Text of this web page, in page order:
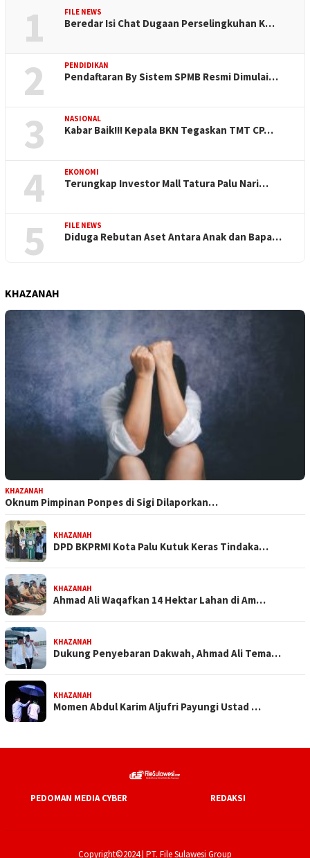
1 FILE NEWS
Beredar Isi Chat Dugaan Perselingkuhan K…
2 PENDIDIKAN
Pendaftaran By Sistem SPMB Resmi Dimulai…
3 NASIONAL
Kabar Baik!!! Kepala BKN Tegaskan TMT CP…
4 EKONOMI
Terungkap Investor Mall Tatura Palu Nari…
5 FILE NEWS
Diduga Rebutan Aset Antara Anak dan Bapa…
KHAZANAH
KHAZANAH
Oknum Pimpinan Ponpes di Sigi Dilaporkan…
KHAZANAH
DPD BKPRMI Kota Palu Kutuk Keras Tindaka…
KHAZANAH
Ahmad Ali Waqafkan 14 Hektar Lahan di Am…
KHAZANAH
Dukung Penyebaran Dakwah, Ahmad Ali Tema…
KHAZANAH
Momen Abdul Karim Aljufri Payungi Ustad …
PEDOMAN MEDIA CYBER REDAKSI
Copyright©2024 | PT. File Sulawesi Group